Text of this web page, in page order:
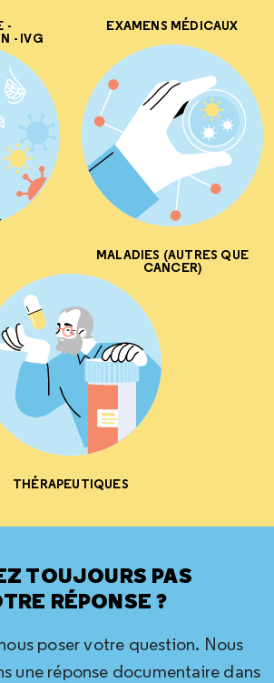
-
- IVG
EXAMENS MÉDICAUX
MALADIES (AUTRES QUE
CANCER)
THÉRAPEUTIQUES
TOUJOURS PAS
RÉPONSE ?
poser votre question. Nous
une réponse documentaire dans